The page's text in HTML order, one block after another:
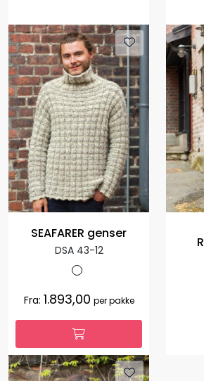
SEAFARER genser
DSA 43-12
Fra: 1.893,00 per pakke